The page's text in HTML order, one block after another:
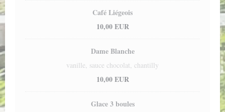
Café Liégeois
10,00 EUR
Dame Blanche
vanille, sauce chocolat, chantilly
10,00 EUR
Glace 3 boules